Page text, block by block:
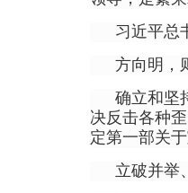
习近平总
方向明，
确立和坚
决反击各种
定第一部关
立破并举